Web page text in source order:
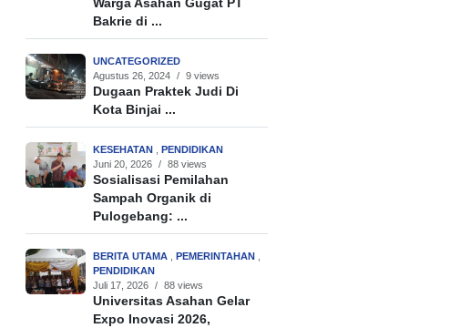
Warga Asahan Gugat PT
Bakrie di ...
UNCATEGORIZED
Agustus 26, 2024
/ 9 views
Dugaan Praktek Judi Di
Kota Binjai ...
KESEHATAN , PENDIDIKAN
Juni 20, 2026
/ 88 views
Sosialisasi Pemilahan
Sampah Organik di
Pulogebang: ...
BERITA UTAMA , PEMERINTAHAN ,
PENDIDIKAN
Juli 17, 2026
/ 88 views
Universitas Asahan Gelar
Expo Inovasi 2026,